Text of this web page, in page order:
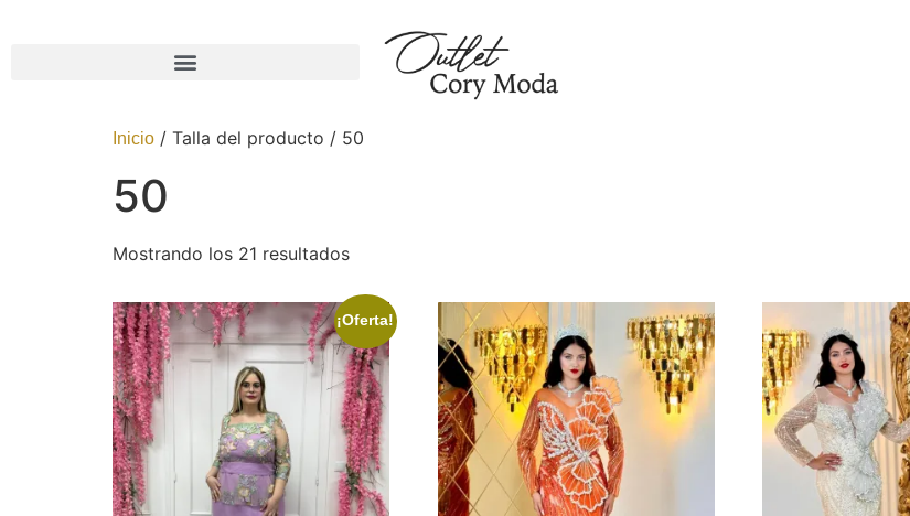
Inicio / Talla del producto / 50
50
Mostrando los 21 resultados
¡Oferta!